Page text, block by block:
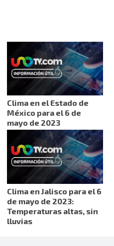
Clima en el Estado de
México para el 6 de
mayo de 2023
Clima en Jalisco para el 6
de mayo de 2023:
Temperaturas altas, sin
lluvias